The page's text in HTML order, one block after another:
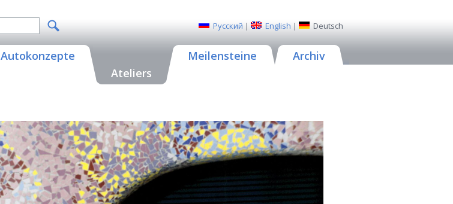
Русский | English | Deutsch
Autokonzepte
Ateliers
Meilensteine Archiv